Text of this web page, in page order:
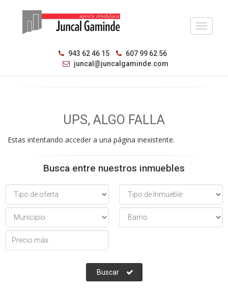
943 62 46 15
607 99 62 56
juncal@juncalgaminde.com
UPS, ALGO FALLA
Estas intentando acceder a una página inexistente.
Busca entre nuestros inmuebles
oferta
Inmueble
Buscar